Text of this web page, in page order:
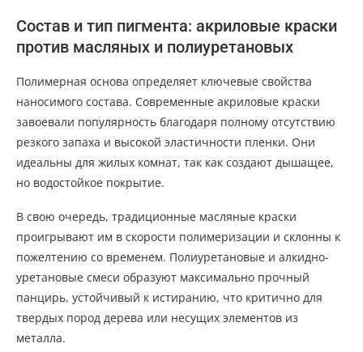
Состав и тип пигмента: акриловые краски
против масляных и полиуретановых
Полимерная основа определяет ключевые свойства
наносимого состава. Современные акриловые краски
завоевали популярность благодаря полному отсутствию
резкого запаха и высокой эластичности пленки. Они
идеальны для жилых комнат, так как создают дышащее,
но водостойкое покрытие.
В свою очередь, традиционные масляные краски
проигрывают им в скорости полимеризации и склонны к
пожелтению со временем. Полиуретановые и алкидно-
уретановые смеси образуют максимально прочный
панцирь, устойчивый к истиранию, что критично для
твердых пород дерева или несущих элементов из
металла.